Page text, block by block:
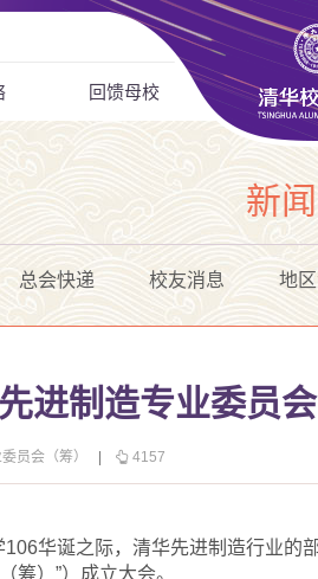
回馈母校
新
总会快递 校友消息 地
进制造专业委员
员会（筹） 4157
106华诞之际，清华先进制造行业
筹）”）成立大会。